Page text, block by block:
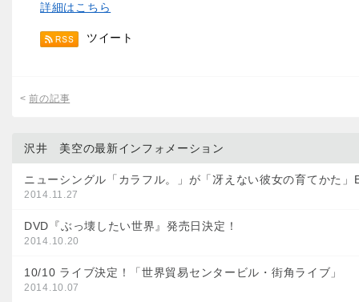
詳細はこちら
ツイート
<前の記事
沢井 美空の最新インフォメーション
ニューシングル「カラフル。」が「冴えない彼女の育てかた」
2014.11.27
DVD『ぶっ壊したい世界』発売日決定！
2014.10.20
10/10 ライブ決定！「世界貿易センタービル・街角ライブ」
2014.10.07